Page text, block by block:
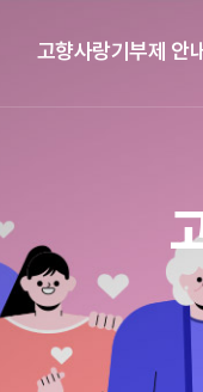
고향사랑기부제 안내